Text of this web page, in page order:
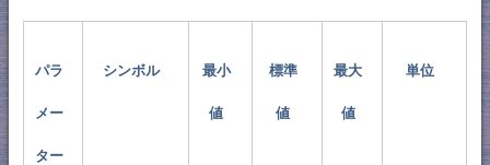
パラ
メー
ター
シンボル 最小
値
標準
値
最大
値
単位